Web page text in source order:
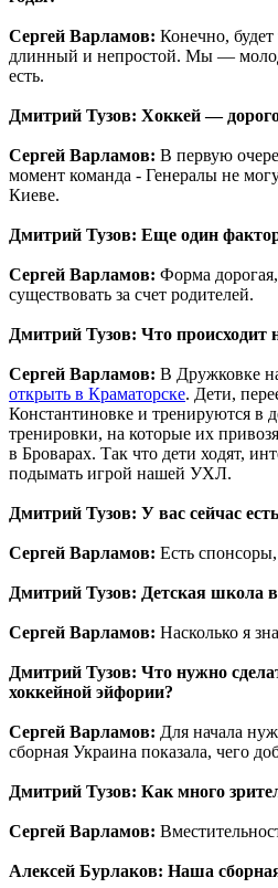
Сергей Варламов: Конечно,
длинный и непростой. Мы —
есть.
Дмитрий Тузов: Хоккей —
Сергей Варламов: В первую
момент команда - Генералы не
Киеве.
Дмитрий Тузов: Еще один
Сергей Варламов: Форма
существовать за счет родителей.
Дмитрий Тузов: Что происходит
Сергей Варламов: В Дружковке
открыть в Краматорске. Дети,
Константиновке и тренируются в
тренировки, на которые их
в Броварах. Так что дети ходят,
подымать игрой нашей УХЛ.
Дмитрий Тузов: У вас сейчас
Сергей Варламов: Есть
Дмитрий Тузов: Детская школа в
Сергей Варламов: Насколько я
Дмитрий Тузов: Что нужно
хоккейной эйфории?
Сергей Варламов: Для начала
сборная Украина показала, чего
Дмитрий Тузов: Как много
Сергей Варламов:
Алексей Бурлаков: Наша